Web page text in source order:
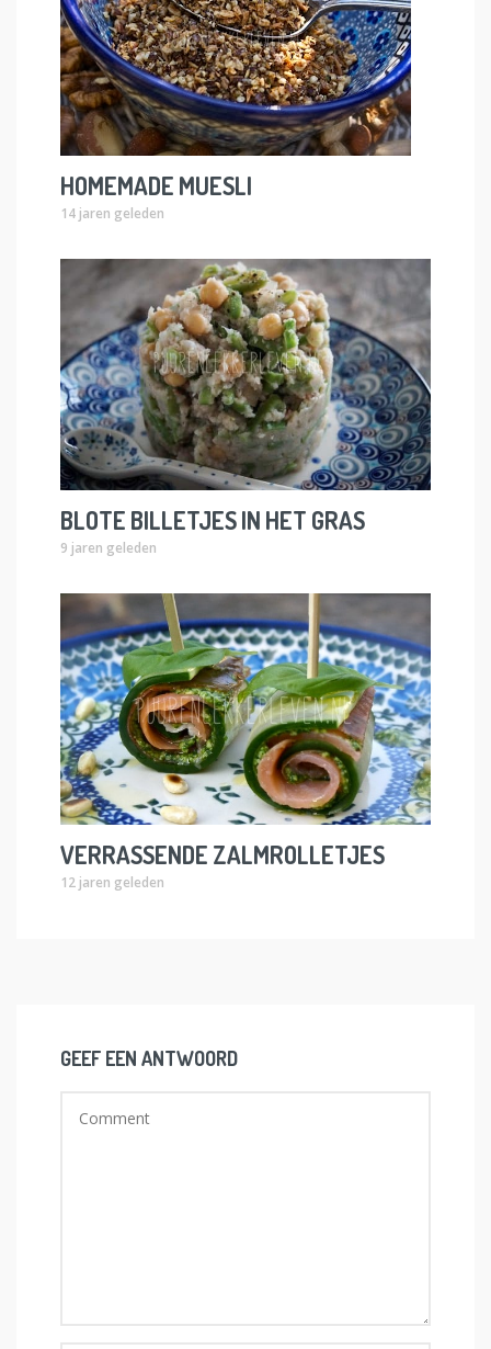
HOMEMADE MUESLI
14 jaren geleden
BLOTE BILLETJES IN HET GRAS
9 jaren geleden
VERRASSENDE ZALMROLLETJES
12 jaren geleden
GEEF EEN ANTWOORD